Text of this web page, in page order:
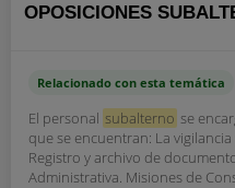
OPOSICIONES
Relacionado con esta temática
El personal subalterno se
que se encuentran: La
Registro y archivo de
Administrativa. Misiones de